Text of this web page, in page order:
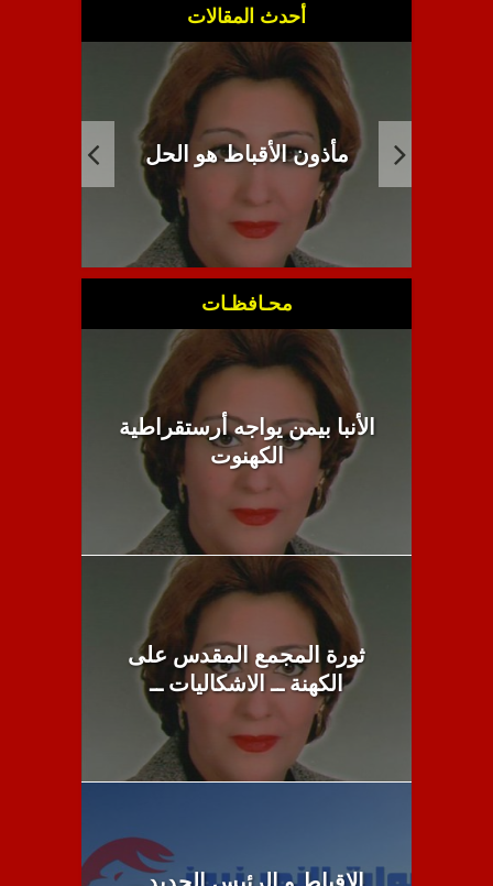
أحدث المقالات
مأذون الأقباط هو الحل
محـافظـات
الأنبا بيمن يواجه أرستقراطية
الكهنوت
ثورة المجمع المقدس على
الكهنة ــ الاشكاليات ــ